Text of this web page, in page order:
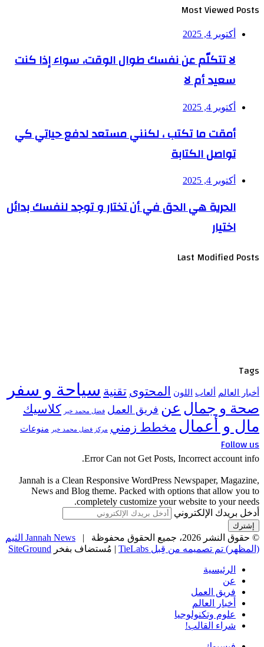
Most Viewed Posts
أكتوبر 4, 2025
لا تتكلّم عن نفسك طوال الوقت، سواء إذا كنت
سعيد أم لا
أكتوبر 4, 2025
أمقت ما تكتب ، لكنني مستعد لدفع حياتي كي
تواصل الكتابة
أكتوبر 4, 2025
الحرية هي الحق في أن تختار و توجد لنفسك بدائل
اختيار
Last Modified Posts
Tags
أخبار العالم ألعاب اللون المحتوى تقنية سياحة و سفر
صحة و جمال عن فريق العمل فضل محمد خير كلاسيك
مال و أعمال مخطط زمني مركز فضل محمد خير منوعات
Follow us
Error Can not Get Posts, Incorrect account info.
Jannah is a Clean Responsive WordPress Newspaper, Magazine,
News and Blog theme. Packed with options that allow you to
completely customize your website to your needs.
أدخل بريدك الإلكتروني
© حقوق النشر 2026، جميع الحقوق محفوظة |
Jannah News الثيم
(المظهر) تم تصميمه من قِبل TieLabs
| مُستضاف بفخر SiteGround
الرئيسية
عن
فريق العمل
أخبار العالم
علوم وتكنولوجيا
شراء القالب!